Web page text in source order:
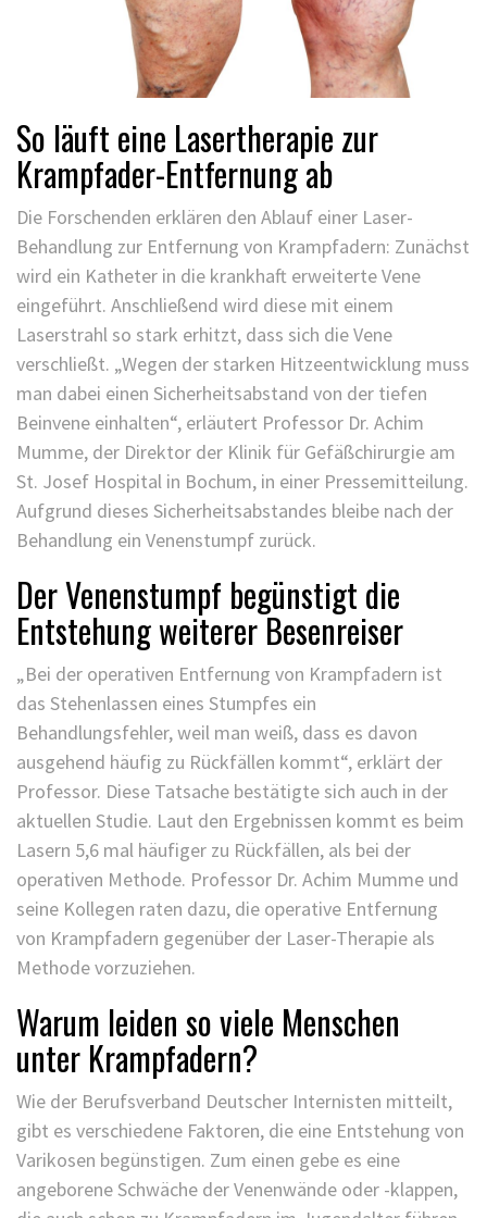
So läuft eine Lasertherapie zur
Krampfader-Entfernung ab
Die Forschenden erklären den Ablauf einer Laser-
Behandlung zur Entfernung von Krampfadern: Zunächst
wird ein Katheter in die krankhaft erweiterte Vene
eingeführt. Anschließend wird diese mit einem
Laserstrahl so stark erhitzt, dass sich die Vene
verschließt. „Wegen der starken Hitzeentwicklung muss
man dabei einen Sicherheitsabstand von der tiefen
Beinvene einhalten“, erläutert Professor Dr. Achim
Mumme, der Direktor der Klinik für Gefäßchirurgie am
St. Josef Hospital in Bochum, in einer Pressemitteilung.
Aufgrund dieses Sicherheitsabstandes bleibe nach der
Behandlung ein Venenstumpf zurück.
Der Venenstumpf begünstigt die
Entstehung weiterer Besenreiser
„Bei der operativen Entfernung von Krampfadern ist
das Stehenlassen eines Stumpfes ein
Behandlungsfehler, weil man weiß, dass es davon
ausgehend häufig zu Rückfällen kommt“, erklärt der
Professor. Diese Tatsache bestätigte sich auch in der
aktuellen Studie. Laut den Ergebnissen kommt es beim
Lasern 5,6 mal häufiger zu Rückfällen, als bei der
operativen Methode. Professor Dr. Achim Mumme und
seine Kollegen raten dazu, die operative Entfernung
von Krampfadern gegenüber der Laser-Therapie als
Methode vorzuziehen.
Warum leiden so viele Menschen
unter Krampfadern?
Wie der Berufsverband Deutscher Internisten mitteilt,
gibt es verschiedene Faktoren, die eine Entstehung von
Varikosen begünstigen. Zum einen gebe es eine
angeborene Schwäche der Venenwände oder -klappen,